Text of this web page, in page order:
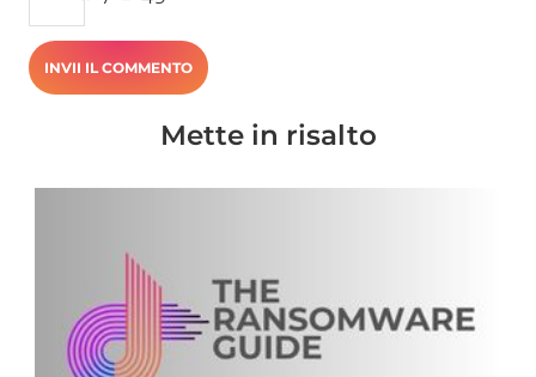
Mette in risalto